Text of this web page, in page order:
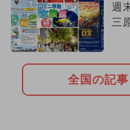
週
三
全国の記